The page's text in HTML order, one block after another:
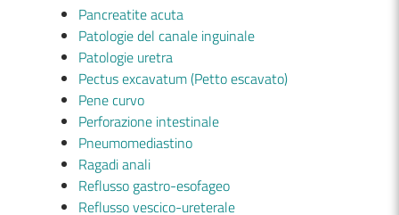
Pancreatite acuta
Patologie del canale inguinale
Patologie uretra
Pectus excavatum (Petto escavato)
Pene curvo
Perforazione intestinale
Pneumomediastino
Ragadi anali
Reflusso gastro-esofageo
Reflusso vescico-ureterale